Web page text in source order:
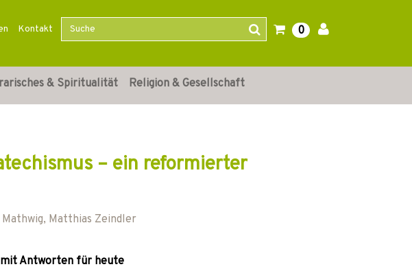
Kontakt 0
& Spiritualität Religion & Gesellschaft
– ein reformierter
, Matthias Zeindler
Antworten für heute